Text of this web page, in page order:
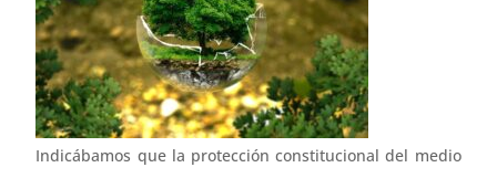
Indicábamos que la protección constitucional del medio